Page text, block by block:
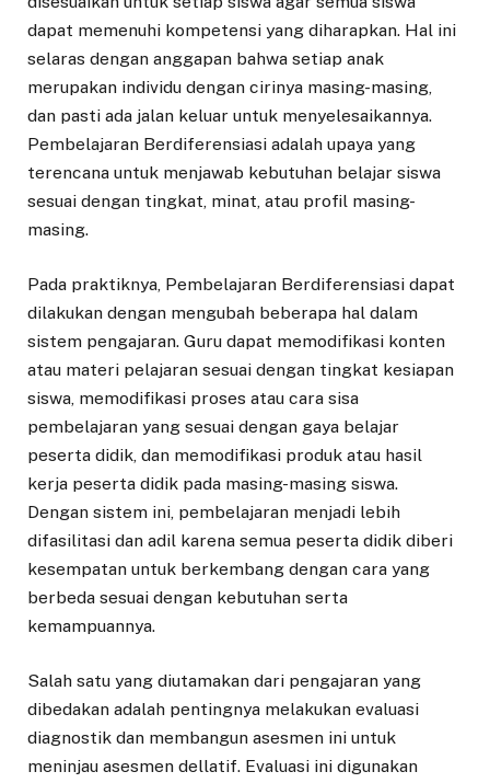
dapat memenuhi kompetensi yang diharapkan. Hal ini
selaras dengan anggapan bahwa setiap anak
merupakan individu dengan cirinya masing-masing,
dan pasti ada jalan keluar untuk menyelesaikannya.
Pembelajaran Berdiferensiasi adalah upaya yang
terencana untuk menjawab kebutuhan belajar siswa
sesuai dengan tingkat, minat, atau profil masing-
masing.
Pada praktiknya, Pembelajaran Berdiferensiasi dapat
dilakukan dengan mengubah beberapa hal dalam
sistem pengajaran. Guru dapat memodifikasi konten
atau materi pelajaran sesuai dengan tingkat kesiapan
siswa, memodifikasi proses atau cara sisa
pembelajaran yang sesuai dengan gaya belajar
peserta didik, dan memodifikasi produk atau hasil
kerja peserta didik pada masing-masing siswa.
Dengan sistem ini, pembelajaran menjadi lebih
difasilitasi dan adil karena semua peserta didik diberi
kesempatan untuk berkembang dengan cara yang
berbeda sesuai dengan kebutuhan serta
kemampuannya.
Salah satu yang diutamakan dari pengajaran yang
dibedakan adalah pentingnya melakukan evaluasi
diagnostik dan membangun asesmen ini untuk
meninjau asesmen dellatif. Evaluasi ini digunakan